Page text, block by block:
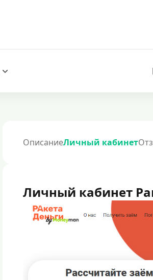
ОписаниеЛичный кабинет
Личный кабинет